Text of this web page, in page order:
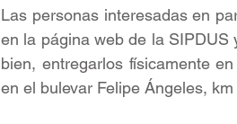
Las personas interesadas en
en la página web de la SIPDUS
bien, entregarlos físicamente
en el bulevar Felipe Ángeles,